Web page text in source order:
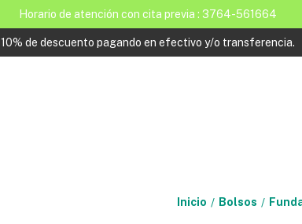
Horario de atención con cita previa : 3764-561664
10% de descuento pagando en efectivo y/o transferencia.
Inicio / Bolsos /